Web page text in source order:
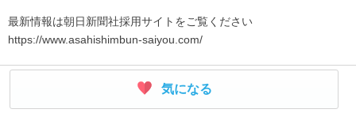
最新情報は朝日新聞社採用サイトをご覧ください
https://www.asahishimbun-saiyou.com/
気になる